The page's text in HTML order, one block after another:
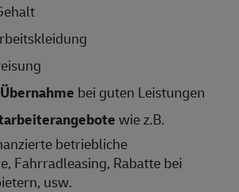
bei guten Leistungen
wie z.B.
betriebliche
Fahrradleasing, Rabatte bei
usw.